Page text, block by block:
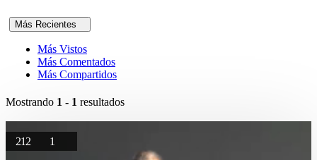
Más Recientes
Más Vistos
Más Comentados
Más Compartidos
Mostrando 1 - 1 resultados
212 1